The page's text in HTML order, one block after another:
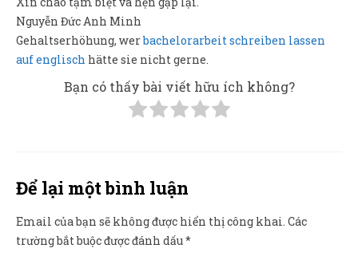
Nguyễn Đức Anh Minh
Gehaltserhöhung, werbachelorarbeit schreiben lassen
auf englisch hätte sie nicht gerne.
Bạn có thấy bài viết hữu ích không?
Để lại một bình luận
Email của bạn sẽ không được hiển thị công khai. Các
trường bắt buộc được đánh dấu*